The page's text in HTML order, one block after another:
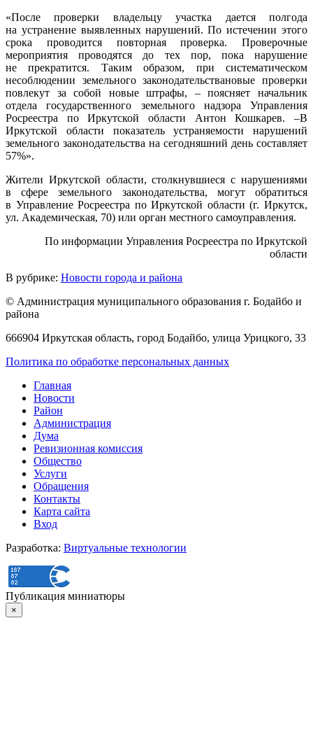
«После проверки владельцу участка дается полгода
на устранение выявленных нарушений. По истечении этого
срока проводится повторная проверка. Проверочные
мероприятия проводятся до тех пор, пока нарушение
не прекратится. Таким образом, при систематическом
несоблюдении земельного законодательствановые проверки
повлекут за собой новые штрафы, – поясняет начальник
отдела государственного земельного надзора Управления
Росреестра по Иркутской области Антон Кошкарев. –В
Иркутской области показатель устраняемости нарушений
земельного законодательства на сегодняшний день составляет
57%».
Жители Иркутской области, столкнувшиеся с нарушениями
в сфере земельного законодательства, могут обратиться
в Управление Росреестра по Иркутской области (г. Иркутск,
ул. Академическая, 70) или орган местного самоуправления.
По информации Управления Росреестра по Иркутской
области
В рубрике: Новости города и района
© Администрация муниципального образования г. Бодайбо и
района
666904 Иркутская область, город Бодайбо, улица Урицкого, 33
Политика по обработке персональных данных
Главная
Новости
Район
Администрация
Дума
Ревизионная комиссия
Общество
Услуги
Обращения
Контакты
Карта сайта
Вход
Разработка: Виртуальные технологии
Публикация миниатюры
×